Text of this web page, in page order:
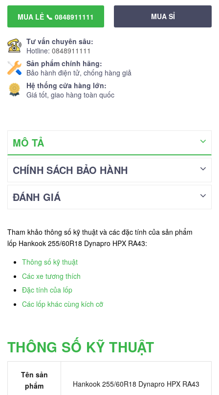
MUA LẺ 📞 0848911111 MUA SỈ
Tư vấn chuyên sâu:
Hotline: 0848911111
Sản phẩm chính hãng:
Bảo hành điện tử, chống hàng giả
Hệ thống cửa hàng lớn:
Giá tốt, giao hàng toàn quốc
MÔ TẢ
CHÍNH SÁCH BẢO HÀNH
ĐÁNH GIÁ
Tham khảo thông số kỹ thuật và các đặc tính của sản phẩm
lốp Hankook 255/60R18 Dynapro HPX RA43:
Thông số kỹ thuật
Các xe tương thích
Đặc tính của lốp
Các lốp khác cùng kích cỡ
THÔNG SỐ KỸ THUẬT
Tên sản
phẩm
Hankook 255/60R18 Dynapro HPX RA43